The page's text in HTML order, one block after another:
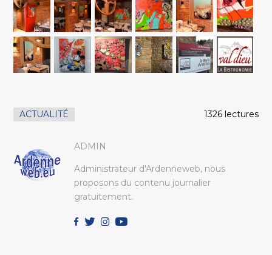
ACTUALITÉ 1326 lectures
ADMIN
Administrateur d'Ardenneweb, nous
proposons du contenu journalier
gratuitement.